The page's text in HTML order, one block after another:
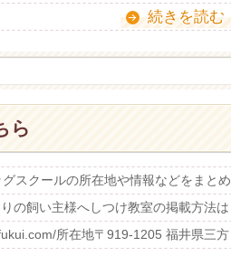
続きを読む
ら
スクールの所在地や情報などをまとめ
の飼い主様へしつけ教室の掲載方法は
所在地〒919-1205 福井県三方